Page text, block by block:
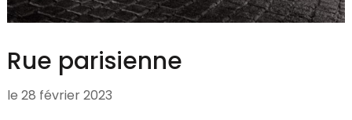
Rue parisienne
le 28 février 2023